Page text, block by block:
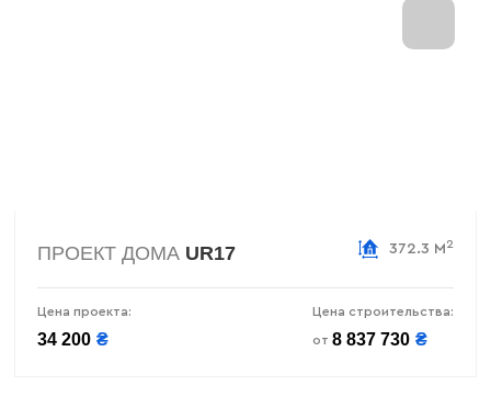
ПРОЕКТ ДОМА UR17 372.3 М 2
Цена проекта:
34 200 ₴
Цена строительства:
от 8 837 730 ₴